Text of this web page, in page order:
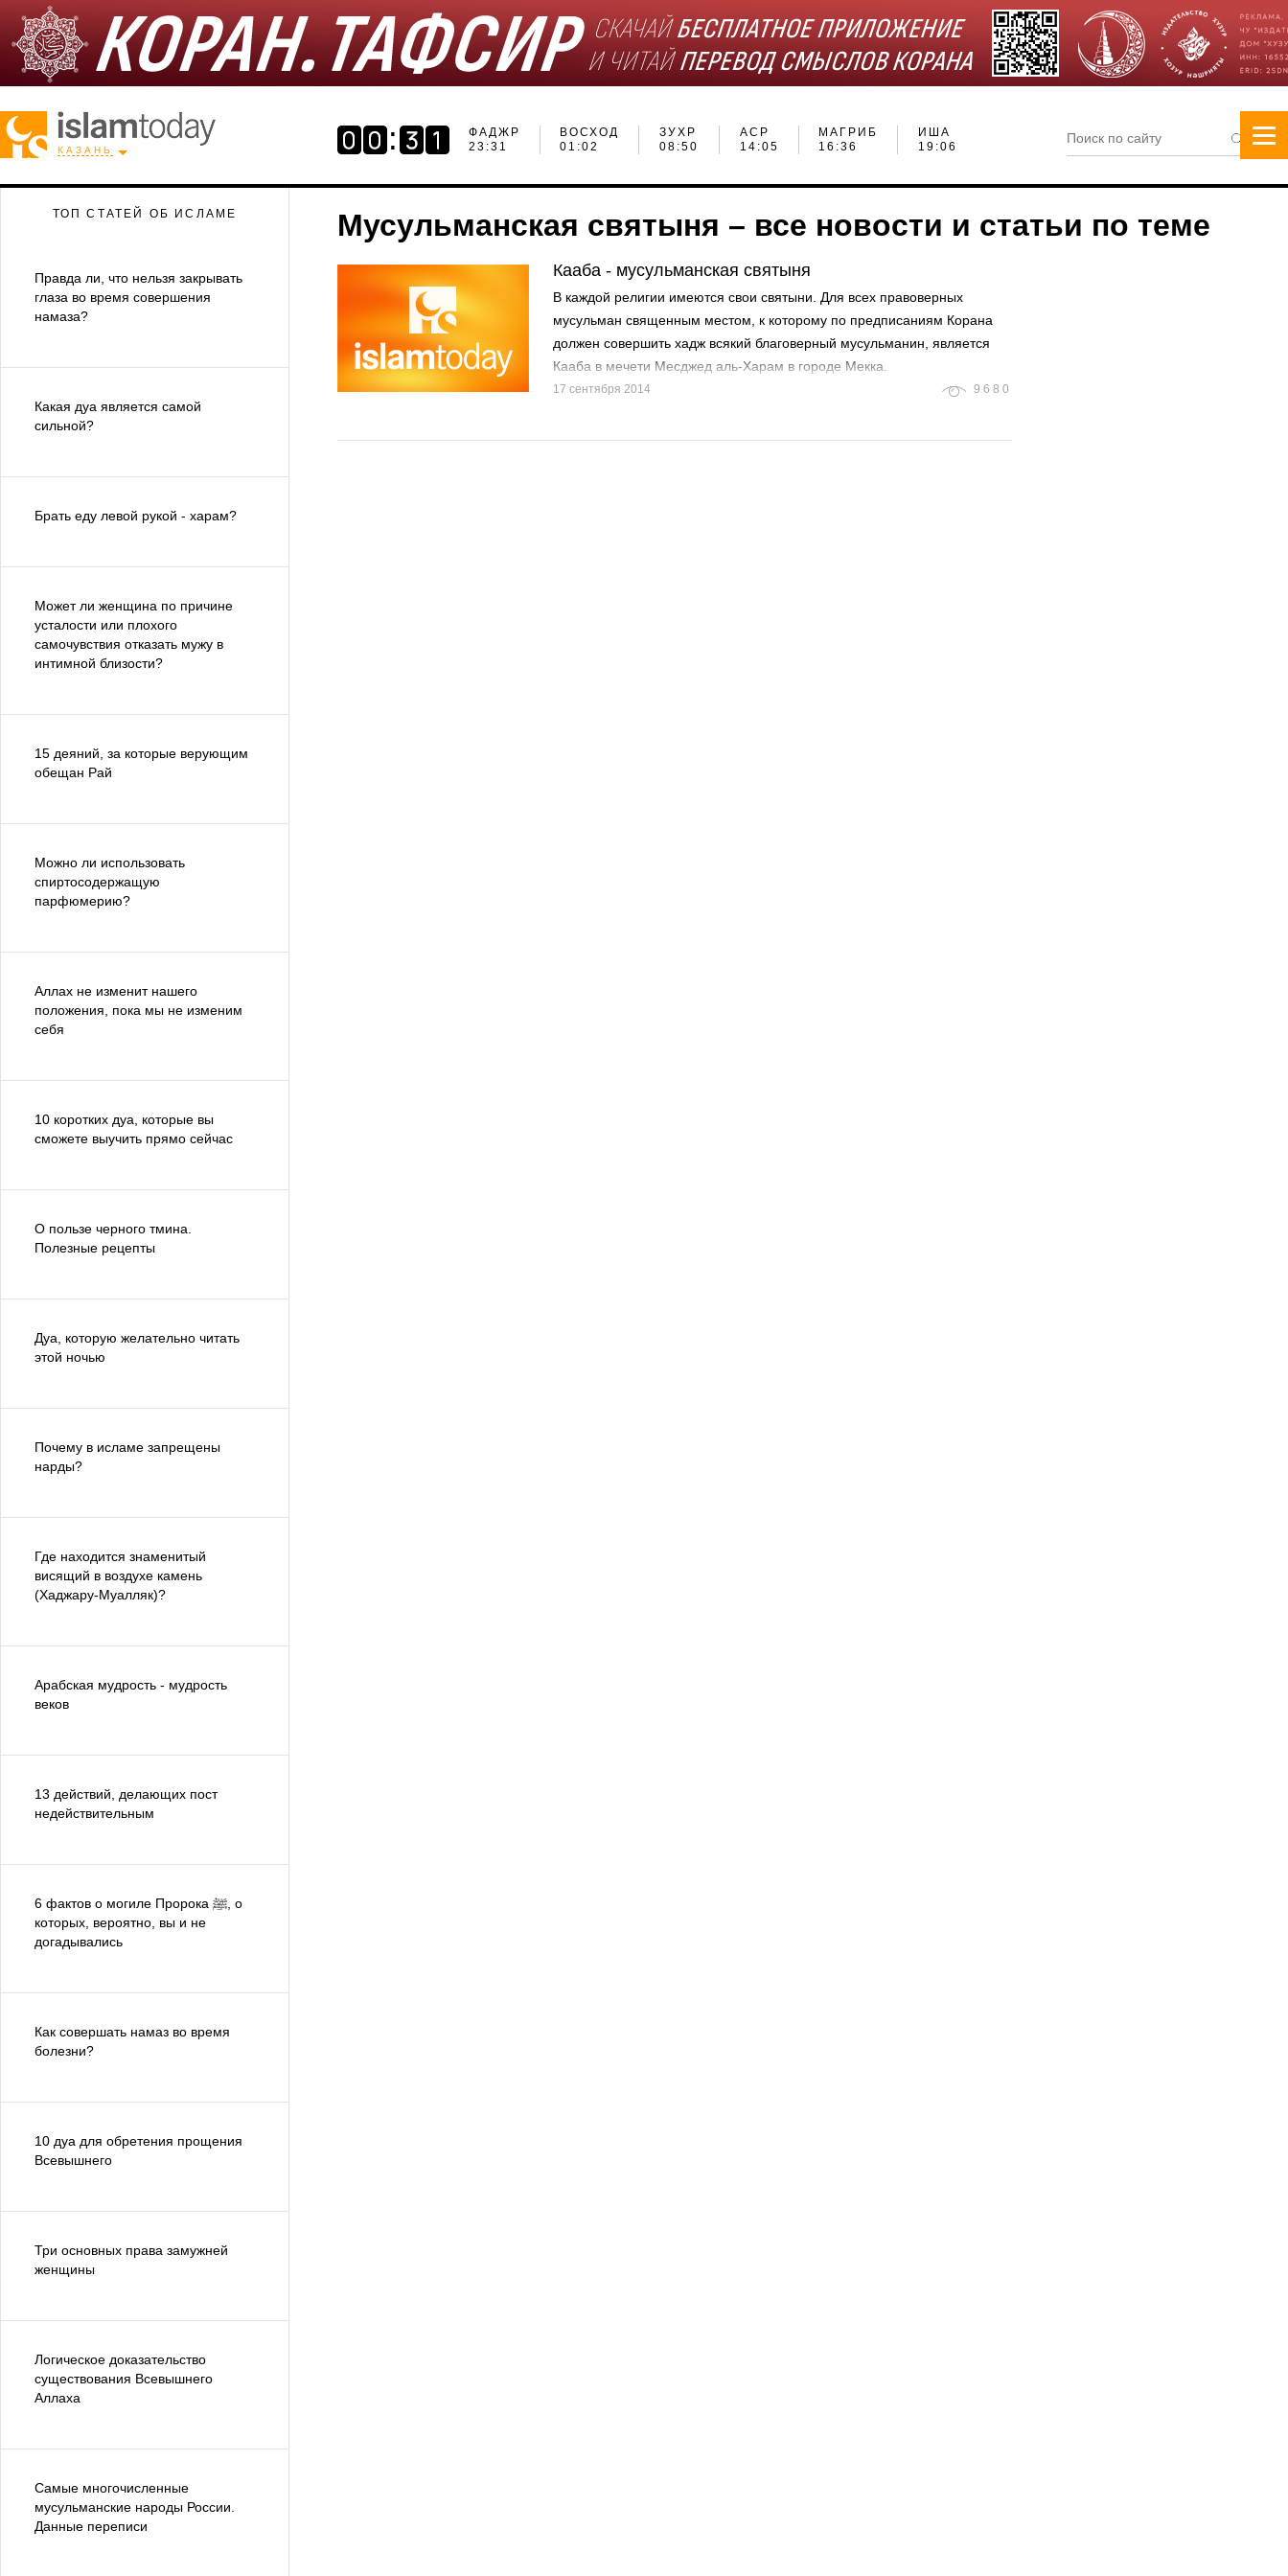
КАЗАНЬ
ФАДЖР
23:31
ВОСХОД
01:02
ЗУХР
08:50
АСР
14:05
МАГРИБ
16:36
ИША
19:06
ТОП СТАТЕЙ ОБ ИСЛАМЕ
Правда ли, что нельзя закрывать
глаза во время совершения
намаза?
Какая дуа является самой
сильной?
Брать еду левой рукой - харам?
Может ли женщина по причине
усталости или плохого
самочувствия отказать мужу в
интимной близости?
15 деяний, за которые верующим
обещан Рай
Можно ли использовать
спиртосодержащую
парфюмерию?
Аллах не изменит нашего
положения, пока мы не изменим
себя
10 коротких дуа, которые вы
сможете выучить прямо сейчас
О пользе черного тмина.
Полезные рецепты
Дуа, которую желательно читать
этой ночью
Почему в исламе запрещены
нарды?
Где находится знаменитый
висящий в воздухе камень
(Хаджару-Муалляк)?
Арабская мудрость - мудрость
веков
13 действий, делающих пост
недействительным
6 фактов о могиле Пророка ﷺ, о
которых, вероятно, вы и не
догадывались
Как совершать намаз во время
болезни?
10 дуа для обретения прощения
Всевышнего
Три основных права замужней
женщины
Логическое доказательство
существования Всевышнего
Аллаха
Самые многочисленные
мусульманские народы России.
Данные переписи
Мусульманская святыня – все новости и статьи по теме
Кааба - мусульманская святыня
В каждой религии имеются свои святыни. Для всех правоверных
мусульман священным местом, к которому по предписаниям Корана
должен совершить хадж всякий благоверный мусульманин, является
Кааба в мечети Месджед аль-Харам в городе Мекка.
17 сентября 2014 9680